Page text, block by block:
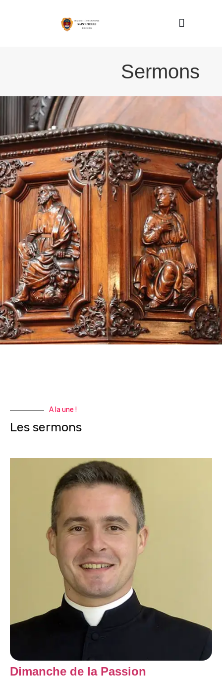
Sermons
A la une !
Les sermons
Dimanche de la Passion